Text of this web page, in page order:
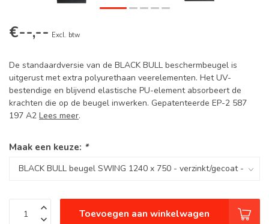
€--,-- Excl. btw
De standaardversie van de BLACK BULL beschermbeugel is
uitgerust met extra polyurethaan veerelementen. Het UV-
bestendige en blijvend elastische PU-element absorbeert de
krachten die op de beugel inwerken. Gepatenteerde EP-2 587
197 A2 Lees meer.
Maak een keuze: *
Toevoegen aan winkelwagen